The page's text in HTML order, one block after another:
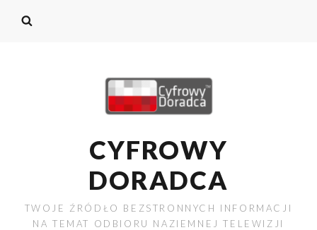
CYFROWY
DORADCA
TWOJE ŹRÓDŁO BEZSTRONNYCH INFORMACJI
NA TEMAT ODBIORU NAZIEMNEJ TELEWIZJI